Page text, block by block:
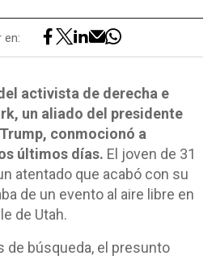
en:
activista de derecha e
un aliado del presidente
conmocionó a
últimos días. El joven de 31
atentado que acabó con su
de un evento al aire libre en
de Utah.
de búsqueda, el presunto